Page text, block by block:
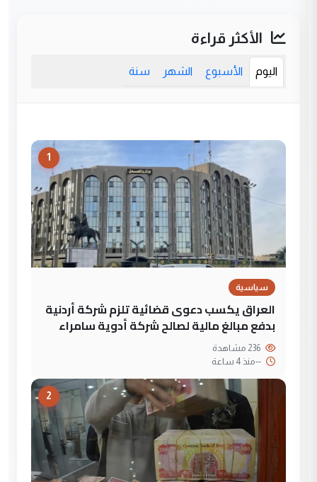
الأكثر قراءة
اليوم الأسبوع الشهر سنة
1
سياسية
العراق يكسب دعوى قضائية تلزم شركة أردنية
بدفع مبالغ مالية لصالح شركة أدوية سامراء
--منذ 4 ساعة
2